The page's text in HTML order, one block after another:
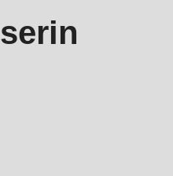
serin